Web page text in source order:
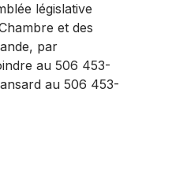
législative
et des
par
au 506 453-
au 506 453-